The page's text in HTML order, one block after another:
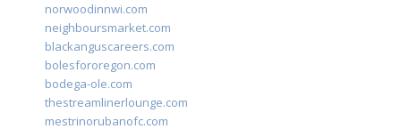
norwoodinnwi.com
neighboursmarket.com
blackanguscareers.com
bolesfororegon.com
bodega-ole.com
thestreamlinerlounge.com
mestrinorubanofc.com